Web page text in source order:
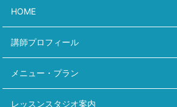
HOME
講師プロフィール
メニュー・プラン
レッスンスタジオ案内